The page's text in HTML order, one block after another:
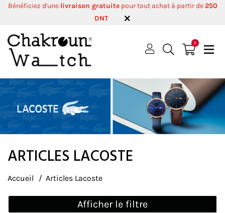
Bénéficiez d'une livraison gratuitepour tout achat à partir de250
DNT
0
ARTICLES LACOSTE
Accueil Articles Lacoste
Afficher le filtre